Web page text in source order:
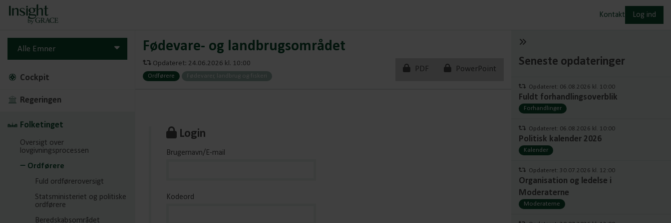
Kontakt Log ind
Alle Emner
Cockpit
Regeringen
Folketinget
Oversigt over
lovgivningsprocessen
Ordførere
Fuld ordføreroversigt
Statsministeriet og politiske
ordførere
Beredskabsområdet
Fødevare- og landbrugsområdet
Opdateret: 24.06.2026 kl. 10:00
Ordførere Fødevarer, landbrug og fiskeri
PDF PowerPoint
Login
Brugernavn/E-mail
Kodeord
Seneste opdateringer
Opdateret: 06.08.2026 kl. 10:00
Fuldt forhandlingsoverblik
Forhandlinger
Opdateret: 06.08.2026 kl. 10:00
Politisk kalender 2026
Kalender
Opdateret: 30.07.2026 kl. 12:00
Organisation og ledelse i
Moderaterne
Moderaterne